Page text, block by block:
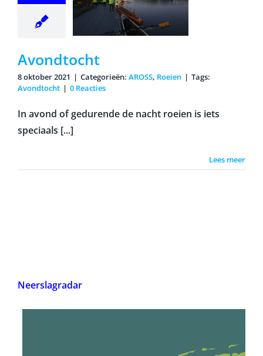
Avondtocht
8 oktober 2021 | Categorieën: AROSS, Roeien | Tags:
Avondtocht | 0 Reacties
In avond of gedurende de nacht roeien is iets
speciaals [...]
Lees meer
Neerslagradar